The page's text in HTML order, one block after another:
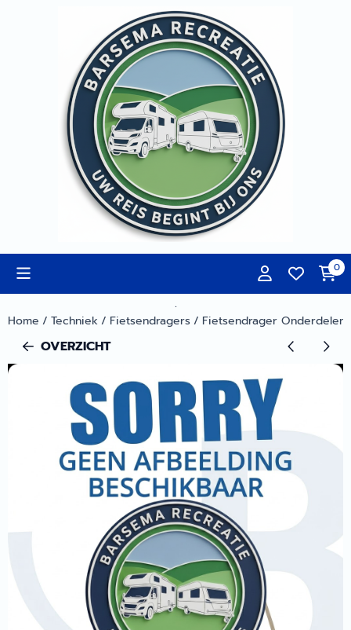
Cookievoorkeuren zijn momenteel gesloten.
0
.
Home / Techniek/ Fietsendragers/ Fietsendrager Onderdelen
OVERZICHT